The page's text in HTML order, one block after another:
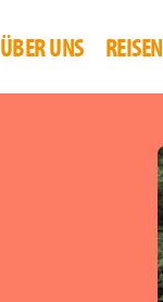
ÜBER UNS REISEN